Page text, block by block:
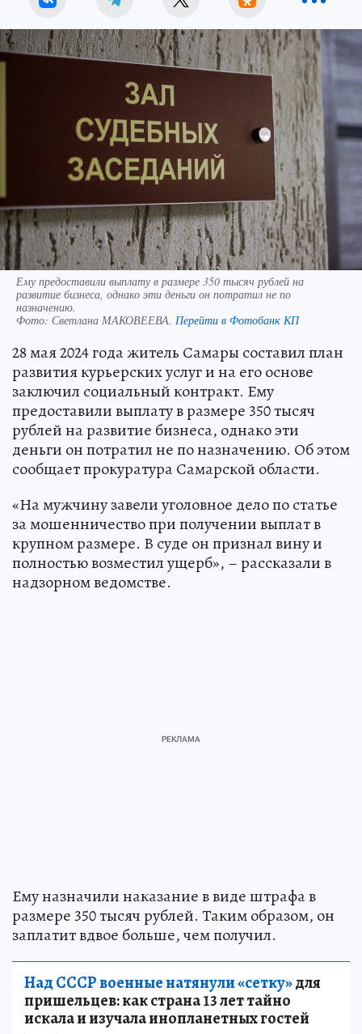
Ему предоставили выплату в размере 350 тысяч рублей на
развитие бизнеса, однако эти деньги он потратил не по
назначению.
Фото: Светлана МАКОВЕЕВА. Перейти в Фотобанк КП
28 мая 2024 года житель Самары составил план
развития курьерских услуг и на его основе
заключил социальный контракт. Ему
предоставили выплату в размере 350 тысяч
рублей на развитие бизнеса, однако эти
деньги он потратил не по назначению. Об этом
сообщает прокуратура Самарской области.
«На мужчину завели уголовное дело по статье
за мошенничество при получении выплат в
крупном размере. В суде он признал вину и
полностью возместил ущерб», – рассказали в
надзорном ведомстве.
Ему назначили наказание в виде штрафа в
размере 350 тысяч рублей. Таким образом, он
заплатит вдвое больше, чем получил.
Над СССР военные натянули «сетку»для
пришельцев: как страна 13 лет тайно
искала и изучала инопланетных гостей